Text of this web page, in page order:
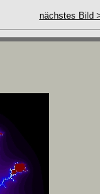
nächstes Bild